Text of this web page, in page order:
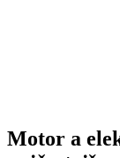
Motor a